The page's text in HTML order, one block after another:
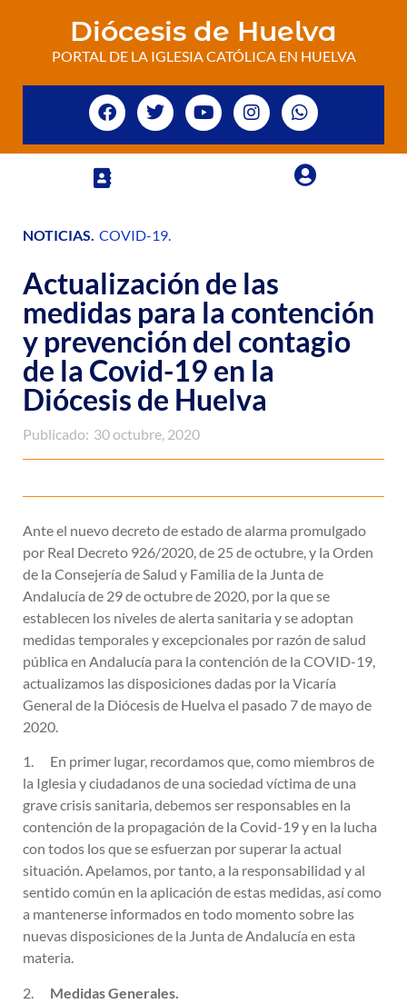
Diócesis de Huelva
PORTAL DE LA IGLESIA CATÓLICA EN HUELVA
NOTICIAS. COVID-19.
Actualización de las
medidas para la contención
y prevención del contagio
de la Covid-19 en la
Diócesis de Huelva
Publicado: 30 octubre, 2020
Ante el nuevo decreto de estado de alarma promulgado
por Real Decreto 926/2020, de 25 de octubre, y la Orden
de la Consejería de Salud y Familia de la Junta de
Andalucía de 29 de octubre de 2020, por la que se
establecen los niveles de alerta sanitaria y se adoptan
medidas temporales y excepcionales por razón de salud
pública en Andalucía para la contención de la COVID-19,
actualizamos las disposiciones dadas por la Vicaría
General de la Diócesis de Huelva el pasado 7 de mayo de
2020.
1. En primer lugar, recordamos que, como miembros de
la Iglesia y ciudadanos de una sociedad víctima de una
grave crisis sanitaria, debemos ser responsables en la
contención de la propagación de la Covid-19 y en la lucha
con todos los que se esfuerzan por superar la actual
situación. Apelamos, por tanto, a la responsabilidad y al
sentido común en la aplicación de estas medidas, así como
a mantenerse informados en todo momento sobre las
nuevas disposiciones de la Junta de Andalucía en esta
materia.
2. Medidas Generales.